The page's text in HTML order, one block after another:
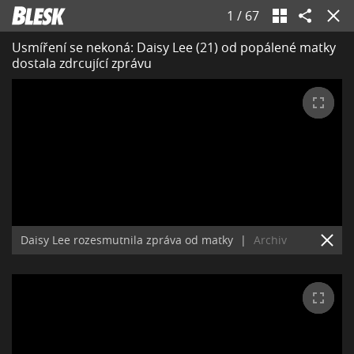
1 / 67
Usmíření se nekoná: Daisy Lee (21) od popálené matky
dostala zdrcující zprávu
Daisy Lee rozesmutnila zpráva od matky | Archiv